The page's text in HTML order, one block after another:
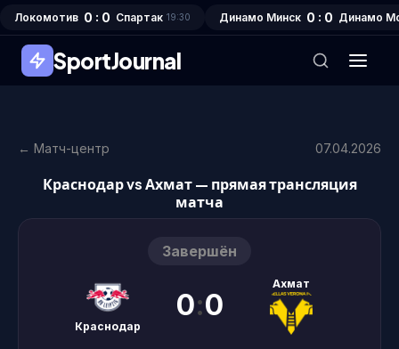
Локомотив 0 : 0 Спартак 19:30 Динамо Минск 0 : 0 Динамо
SportJournal
← Матч-центр 07.04.2026
Краснодар vs Ахмат — прямая трансляция
матча
Завершён
Краснодар
0:0
Ахмат